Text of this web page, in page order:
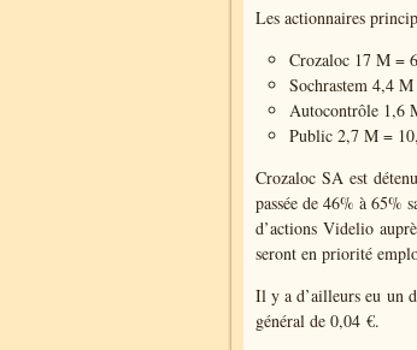
Les actionnaires
Crozaloc 17 M =
Sochrastem 4,4
Autocontrôle 1,6
Public 2,7 M =
Crozaloc SA est
passée de 46% à 65%
d’actions Videlio
seront en priorité
Il y a d’ailleurs eu un
général de 0,04 €.